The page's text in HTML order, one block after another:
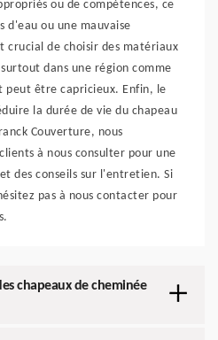
ou de compétences, ce
d'eau ou une mauvaise
de choisir des matériaux
dans une région comme
peut être capricieux. Enfin, le
la durée de vie du chapeau
Couverture, nous
à nous consulter pour une
des conseils sur l'entretien. Si
pas à nous contacter pour
chapeaux de cheminée